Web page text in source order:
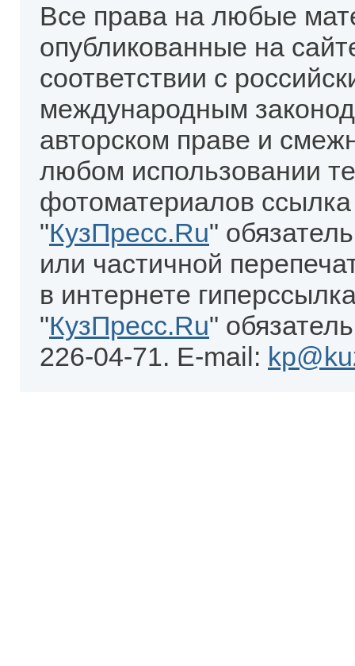
Все права на любые
опубликованные на
соответствии с
международным
авторском праве и
любом использовании
фотоматериалов
"КузПресс.Ru"
или частичной
в интернете
"КузПресс.Ru"
226-04-71. E-mail: